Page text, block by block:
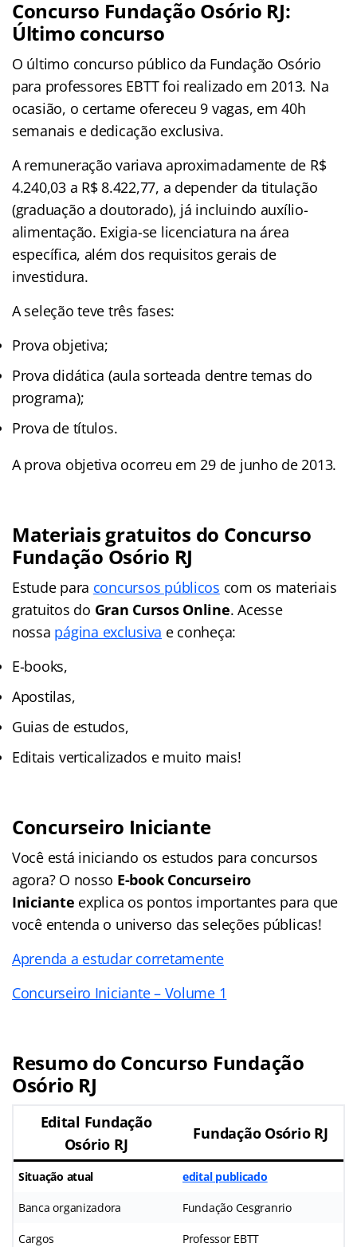
Concurso Fundação Osório RJ:
Último concurso
O último concurso público da Fundação Osório
para professores EBTT foi realizado em 2013. Na
ocasião, o certame ofereceu 9 vagas, em 40h
semanais e dedicação exclusiva.
A remuneração variava aproximadamente de R$
4.240,03 a R$ 8.422,77, a depender da titulação
(graduação a doutorado), já incluindo auxílio-
alimentação. Exigia-se licenciatura na área
específica, além dos requisitos gerais de
investidura.
A seleção teve três fases:
Prova objetiva;
Prova didática (aula sorteada dentre temas do
programa);
Prova de títulos.​
A prova objetiva ocorreu em 29 de junho de 2013.
Materiais gratuitos do Concurso
Fundação Osório RJ
Estude para concursos públicos com os materiais
gratuitos do Gran Cursos Online. Acesse
nossa página exclusiva e conheça:
E-books,
Apostilas,
Guias de estudos,
Editais verticalizados e muito mais!
Concurseiro Iniciante
Você está iniciando os estudos para concursos
agora? O nosso E-book Concurseiro
Iniciante explica os pontos importantes para que
você entenda o universo das seleções públicas!
Aprenda a estudar corretamente
Concurseiro Iniciante – Volume 1
Resumo do Concurso Fundação
Osório RJ
Edital Fundação
Osório RJ
Fundação Osório RJ
Situação atual edital publicado
Banca organizadora Fundação Cesgranrio
Cargos Professor EBTT